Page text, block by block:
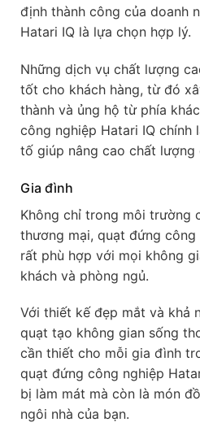
định thành công của doanh
Hatari IQ là lựa chọn hợp lý.
Những dịch vụ chất lượng
tốt cho khách hàng, từ đó
thành và ủng hộ từ phía
công nghiệp Hatari IQ chính
tố giúp nâng cao chất lượng
Gia đình
Không chỉ trong môi trường
thương mại, quạt đứng
rất phù hợp với mọi không
khách và phòng ngủ.
Với thiết kế đẹp mắt và khả
quạt tạo không gian sống
cần thiết cho mỗi gia đình
quạt đứng công nghiệp
bị làm mát mà còn là món
ngôi nhà của bạn.